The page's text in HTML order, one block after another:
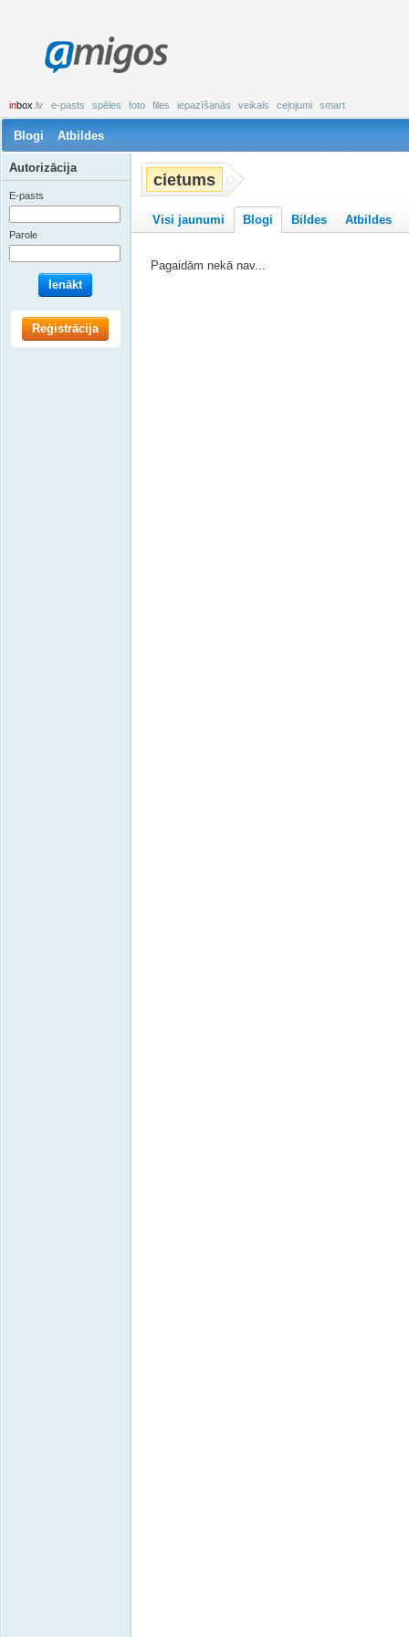
amigos
inbox .lv e-pasts spēles foto files iepazīšanās veikals ceļojumi smart
Blogi Atbildes
cietums
Visi jaunumi Blogi Bildes Atbildes
Pagaidām nekā nav...
Autorizācija
E-pasts
Parole
Ienākt
Reģistrācija